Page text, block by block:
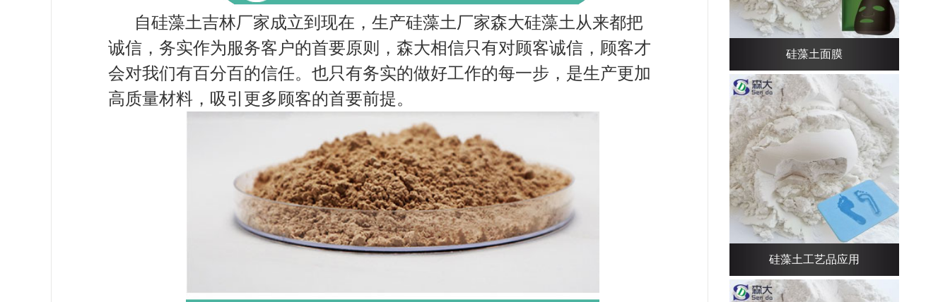
自硅藻土吉林厂家成立到现在，生产硅藻土厂家森大硅藻土从来都把
诚信，务实作为服务客户的首要原则，森大相信只有对顾客诚信，顾客才
会对我们有百分百的信任。也只有务实的做好工作的每一步，是生产更加
高质量材料，吸引更多顾客的首要前提。
硅藻土面膜
硅藻土工艺品应用